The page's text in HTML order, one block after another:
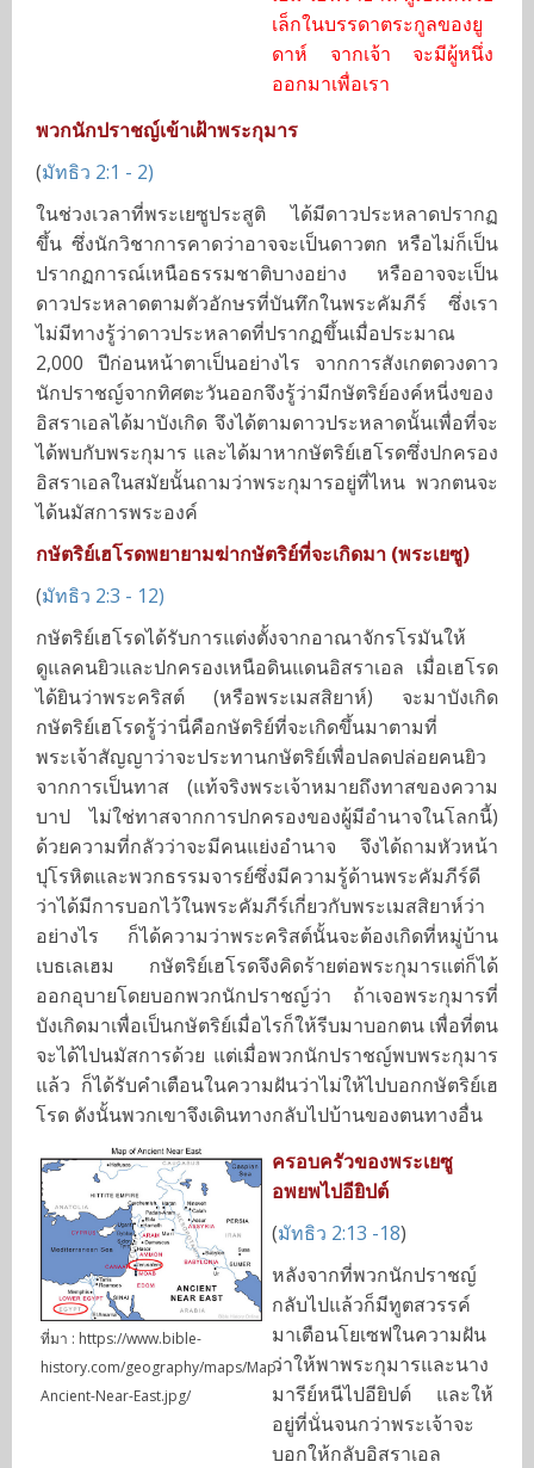
เล็กในบรรดาตระกูลของยู
ดาห์ จากเจ้า จะมีผู้หนึ่ง
ออกมาเพื่อเรา
พวกนักปราชญ์เข้าเฝ้าพระกุมาร
(มัทธิว 2:1 - 2)
ในช่วงเวลาที่พระเยซูประสูติ ได้มีดาวประหลาดปรากฏ
ขึ้น ซึ่งนักวิชาการคาดว่าอาจจะเป็นดาวตก หรือไม่ก็เป็น
ปรากฏการณ์เหนือธรรมชาติบางอย่าง หรืออาจจะเป็น
ดาวประหลาดตามตัวอักษรที่บันทึกในพระคัมภีร์ ซึ่งเรา
ไม่มีทางรู้ว่าดาวประหลาดที่ปรากฏขึ้นเมื่อประมาณ
2,000 ปีก่อนหน้าตาเป็นอย่างไร จากการสังเกตดวงดาว
นักปราชญ์จากทิศตะวันออกจึงรู้ว่ามีกษัตริย์องค์หนี่งของ
อิสราเอลได้มาบังเกิด จึงได้ตามดาวประหลาดนั้นเพื่อที่จะ
ได้พบกับพระกุมาร และได้มาหากษัตริย์เฮโรดซึ่งปกครอง
อิสราเอลในสมัยนั้นถามว่าพระกุมารอยู่ที่ไหน พวกตนจะ
ได้นมัสการพระองค์
กษัตริย์เฮโรดพยายามฆ่ากษัตริย์ที่จะเกิดมา (พระเยซู)
(มัทธิว 2:3 - 12)
กษัตริย์เฮโรดได้รับการแต่งตั้งจากอาณาจักรโรมันให้
ดูแลคนยิวและปกครองเหนือดินแดนอิสราเอล เมื่อเฮโรด
ได้ยินว่าพระคริสต์ (หรือพระเมสสิยาห์) จะมาบังเกิด
กษัตริย์เฮโรดรู้ว่านี่คือกษัตริย์ที่จะเกิดขึ้นมาตามที่
พระเจ้าสัญญาว่าจะประทานกษัตริย์เพื่อปลดปล่อยคนยิว
จากการเป็นทาส (แท้จริงพระเจ้าหมายถึงทาสของความ
บาป ไม่ใช่ทาสจากการปกครองของผู้มีอำนาจในโลกนี้)
ด้วยความที่กลัวว่าจะมีคนแย่งอำนาจ จึงได้ถามหัวหน้า
ปุโรหิตและพวกธรรมจารย์ซึ่งมีความรู้ด้านพระคัมภีร์ดี
ว่าได้มีการบอกไว้ในพระคัมภีร์เกี่ยวกับพระเมสสิยาห์ว่า
อย่างไร ก็ได้ความว่าพระคริสต์นั้นจะต้องเกิดที่หมู่บ้าน
เบธเลเฮม กษัตริย์เฮโรดจึงคิดร้ายต่อพระกุมารแต่ก็ได้
ออกอุบายโดยบอกพวกนักปราชญ์ว่า ถ้าเจอพระกุมารที่
บังเกิดมาเพื่อเป็นกษัตริย์เมื่อไรก็ให้รีบมาบอกตน เพื่อที่ตน
จะได้ไปนมัสการด้วย แต่เมื่อพวกนักปราชญ์พบพระกุมาร
แล้ว ก็ได้รับคำเตือนในความฝันว่าไม่ให้ไปบอกกษัตริย์เฮ
โรด ดังนั้นพวกเขาจึงเดินทางกลับไปบ้านของตนทางอื่น
ที่มา : https://www.bible-
history.com/geography/maps/Map-
Ancient-Near-East.jpg/
ครอบครัวของพระเยซู
อพยพไปอียิปต์
(มัทธิว 2:13 -18)
หลังจากที่พวกนักปราชญ์
กลับไปแล้วก็มีทูตสวรรค์
มาเตือนโยเซฟในความฝัน
ว่าให้พาพระกุมารและนาง
มารีย์หนีไปอียิปต์ และให้
อยู่ที่นั่นจนกว่าพระเจ้าจะ
บอกให้กลับอิสราเอล